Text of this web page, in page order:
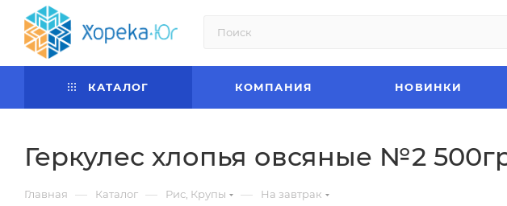
КАТАЛОГ КОМПАНИЯ НОВИНКИ
Геркулес хлопья овсяные №2
Главная — Каталог — Рис, Крупы — На завтрак